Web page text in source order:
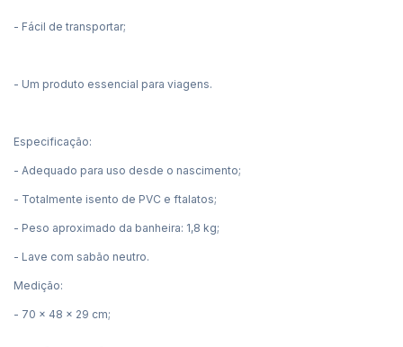
- Fácil de transportar;
- Um produto essencial para viagens.
Especificação:
- Adequado para uso desde o nascimento;
- Totalmente isento de PVC e ftalatos;
- Peso aproximado da banheira: 1,8 kg;
- Lave com sabão neutro.
Medição:
- 70 x 48 x 29 cm;